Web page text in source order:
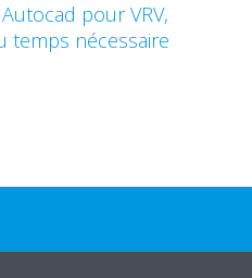
pour VRV,
temps nécessaire